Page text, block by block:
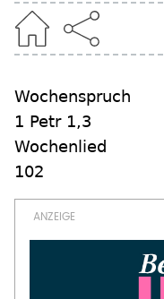
Wochenspruch
1 Petr 1,3
Wochenlied
102